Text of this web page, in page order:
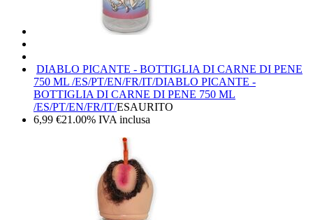
DIABLO PICANTE - BOTTIGLIA DI CARNE DI PENE
750 ML /ES/PT/EN/FR/IT/DIABLO PICANTE -
BOTTIGLIA DI CARNE DI PENE 750 ML
/ES/PT/EN/FR/IT/ESAURITO
6,99 €21.00% IVA inclusa